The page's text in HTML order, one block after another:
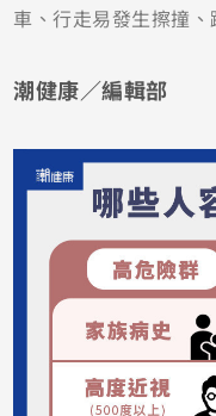
車、行走易發生擦撞
潮健康／編輯部